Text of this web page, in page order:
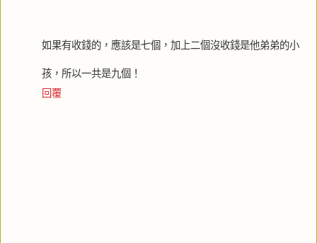
如果有收錢的，應該是七個，加上二個沒收錢是他弟弟的小
孩，所以一共是九個！
回覆